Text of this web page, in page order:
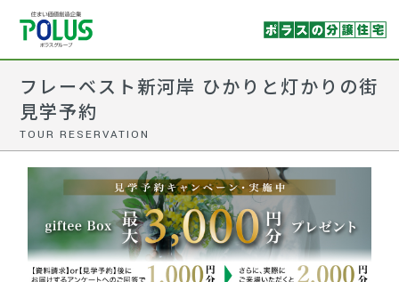
フレーベスト新河岸 ひかりと灯かりの街
見学予約
TOUR RESERVATION